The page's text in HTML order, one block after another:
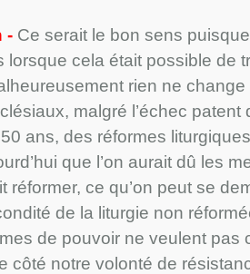
-Ce serait le bon sens
lorsque cela était possible de
rien ne
malgré l’échec patent
ans, des réformes
que l’on aurait dû les
réformer, ce qu’on peut se
de la liturgie non
de pouvoir ne veulent pas
côté notre volonté de